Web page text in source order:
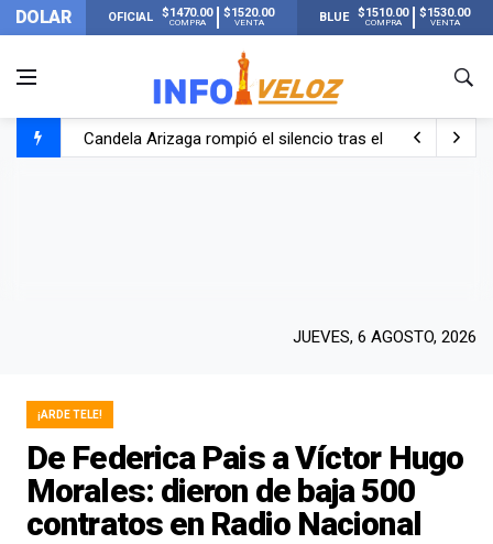
DOLAR OFICIAL $1470.00
COMPRA
$1520.00
VENTA BLUE $1510.00
COMPRA
$1530.00
VENTA
Candela Arizaga rompió el silencio tras el incidente con
JUEVES, 6 AGOSTO, 2026
¡ARDE TELE!
De Federica Pais a Víctor Hugo
Morales: dieron de baja 500
contratos en Radio Nacional